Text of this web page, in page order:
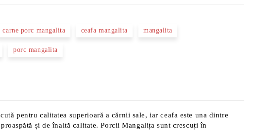
carne porc mangalita ceafa mangalita mangalita
porc mangalita
pentru calitatea superioară a cărnii sale, iar ceafa este una dintre
și de înaltă calitate. Porcii Mangalița sunt crescuți în